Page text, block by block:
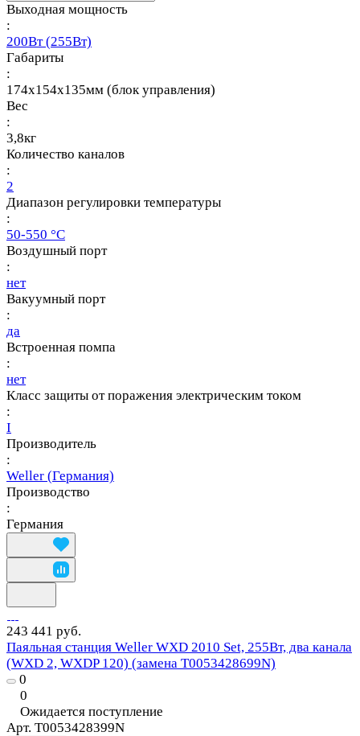
Выходная мощность
:
200Вт (255Вт)
Габариты
:
174х154х135мм (блок управления)
Вес
:
3,8кг
Количество каналов
:
2
Диапазон регулировки температуры
:
50-550 °C
Воздушный порт
:
нет
Вакуумный порт
:
да
Встроенная помпа
:
нет
Класс защиты от поражения электрическим током
:
I
Производитель
:
Weller (Германия)
Производство
:
Германия
243 441 руб.
Паяльная станция Weller WXD 2010 Set, 255Вт, два канала
(WXD 2, WXDP 120) (замена T0053428699N)
0
0
Ожидается поступление
Арт. T0053428399N